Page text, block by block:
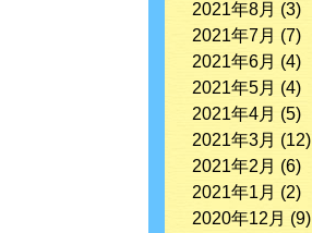
2021年8月 (3)
2021年7月 (7)
2021年6月 (4)
2021年5月 (4)
2021年4月 (5)
2021年3月 (12)
2021年2月 (6)
2021年1月 (2)
2020年12月 (9)